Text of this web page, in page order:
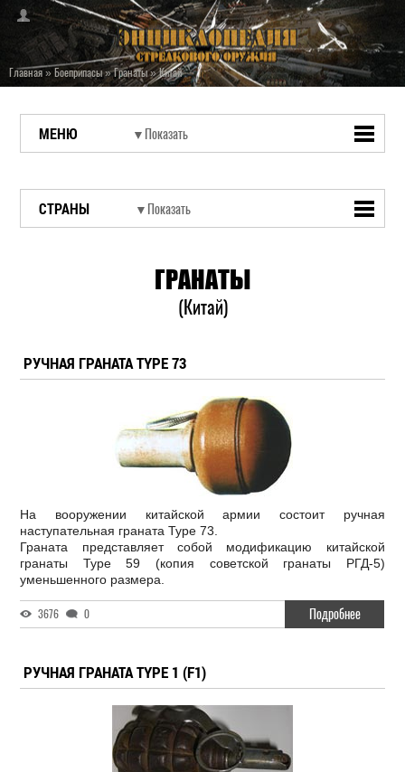
Главная»Боеприпасы»Гранаты»Китай
МЕНЮ
СТРАНЫ
ГРАНАТЫ
(Китай)
РУЧНАЯ ГРАНАТА TYPE 73
На вооружении китайской армии состоит ручная
наступательная граната Type 73.
Граната представляет собой модификацию китайской
гранаты Type 59 (копия советской гранаты РГД-5)
уменьшенного размера.
3676 0 Подробнее
РУЧНАЯ ГРАНАТА TYPE 1 (F1)